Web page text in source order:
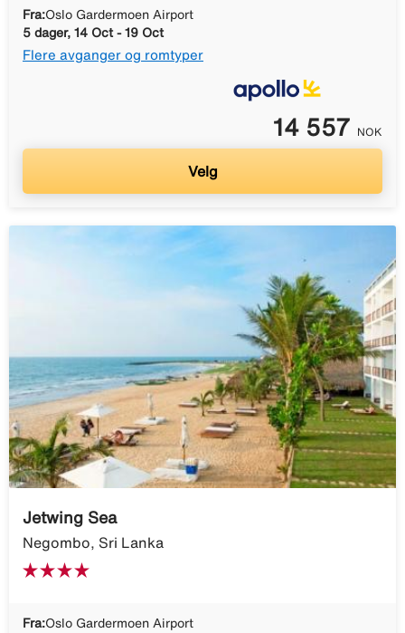
Fra:Oslo Gardermoen Airport
5 dager, 14 Oct - 19 Oct
Flere avganger og romtyper
14 557 NOK
Velg
Jetwing Sea
Negombo, Sri Lanka
Fra:Oslo Gardermoen Airport